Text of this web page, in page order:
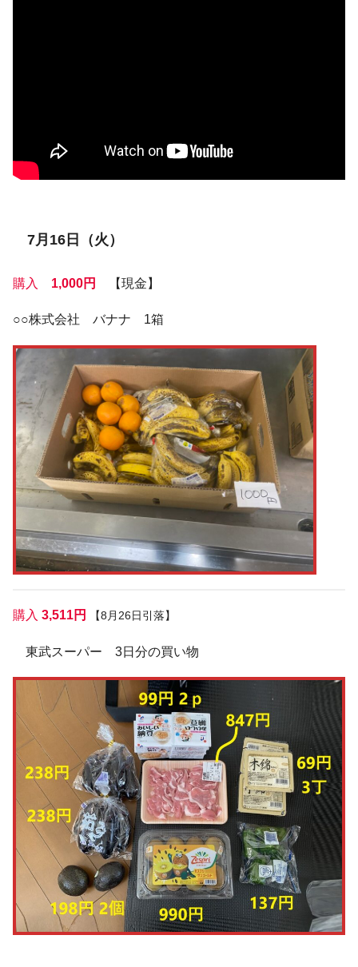
7月16日（火）
購入 1,000円 【現金】
○○株式会社 バナナ 1箱
購入 3,511円 【8月26日引落】
東武スーパー 3日分の買い物